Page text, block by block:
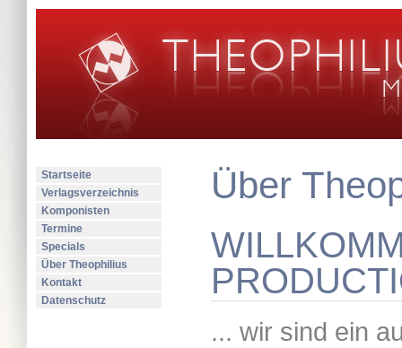
Startseite
Verlagsverzeichnis
Komponisten
Termine
Specials
Über Theophilius
Kontakt
Datenschutz
Über
... wir sind ein